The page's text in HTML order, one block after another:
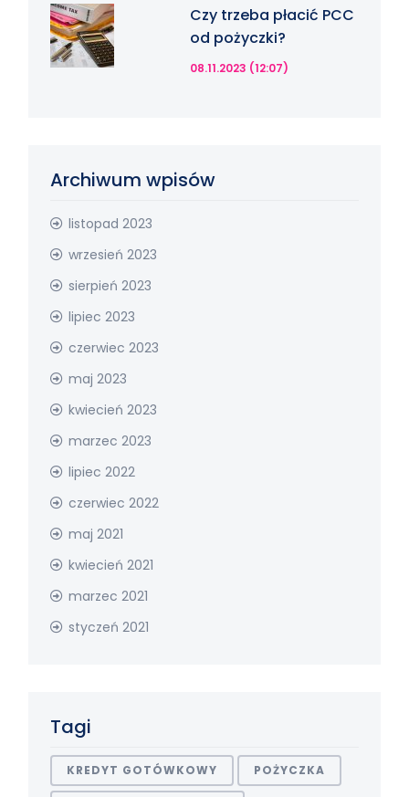
Czy trzeba płacić PCC
od pożyczki?
08.11.2023 (12:07)
Archiwum wpisów
listopad 2023
wrzesień 2023
sierpień 2023
lipiec 2023
czerwiec 2023
maj 2023
kwiecień 2023
marzec 2023
lipiec 2022
czerwiec 2022
maj 2021
kwiecień 2021
marzec 2021
styczeń 2021
Tagi
KREDYT GOTÓWKOWY POŻYCZKA